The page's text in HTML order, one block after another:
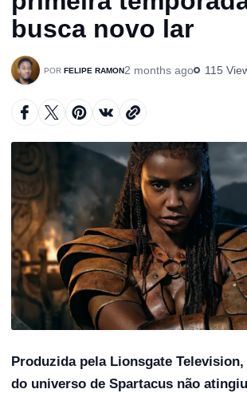
busca novo lar
FELIPE RAMON2 months ago 115
Produzida pela Lionsgate
do universo de Spartacus não